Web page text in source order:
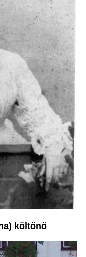
költőnő